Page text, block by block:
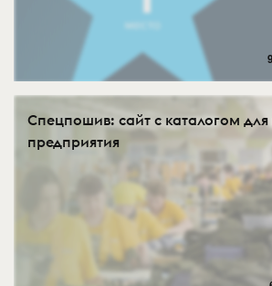
Спецпошив: сайт с каталогом
предприятия